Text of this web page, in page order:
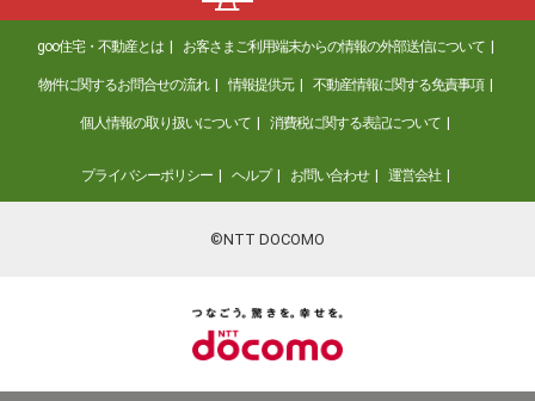
goo住宅・不動産とは お客さまご利用端末からの情報の外部送信について
物件に関するお問合せの流れ 情報提供元 不動産情報に関する免責事項
個人情報の取り扱いについて 消費税に関する表記について
プライバシーポリシー ヘルプ お問い合わせ 運営会社
©NTT DOCOMO